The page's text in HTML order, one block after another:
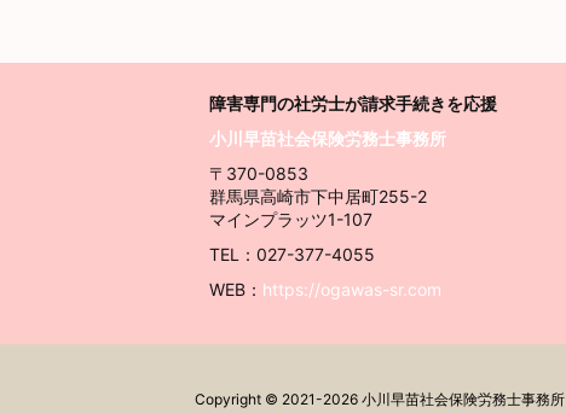
障害専門の社労士が請求手続きを応援
小川早苗社会保険労務士事務所
〒370-0853
群馬県高崎市下中居町255-2
マインプラッツ1-107
TEL：027-377-4055
WEB： https://ogawas-sr.com
Copyright © 2021-2026 小川早苗社会保険労務士事務所